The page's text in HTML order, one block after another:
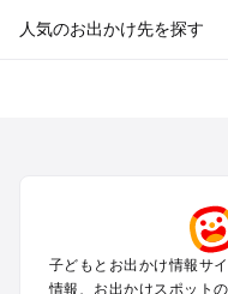
人気のお出かけ先を探す
関西のプールおでかけ
中国･四国のプールおでか
九州･沖縄のプールおでか
子どもとお出かけ情報サ
情報、お出かけスポット